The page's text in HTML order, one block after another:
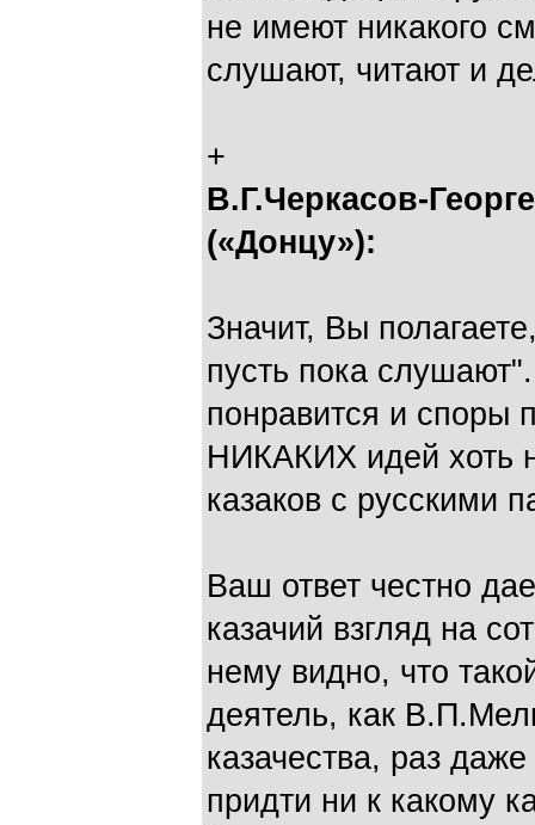
не имеют никакого
слушают, читают и
+
В.Г.Черкасов-
(«Донцу»):
Значит, Вы
пусть пока
понравится и споры
НИКАКИХ идей хоть
казаков с русскими
Ваш ответ честно
казачий взгляд на
нему видно, что
деятель, как
казачества, раз
придти ни к какому